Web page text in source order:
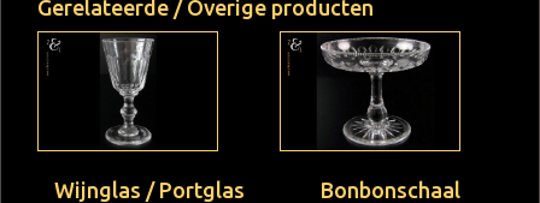
Gerelateerde / Overige producten
Wijnglas / Portglas Bonbonschaal